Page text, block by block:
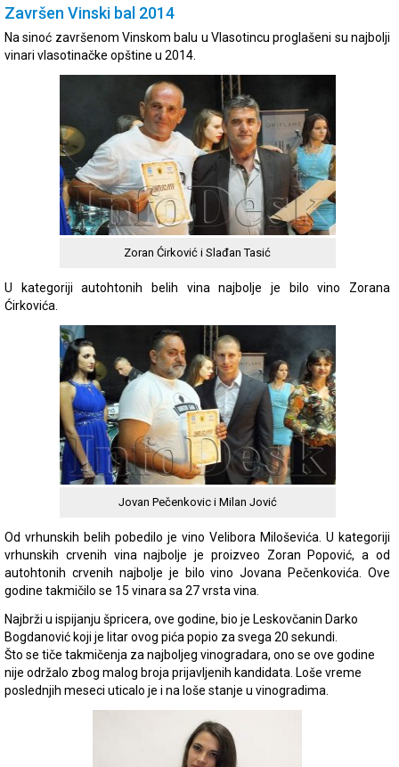
Završen Vinski bal 2014
Na sinoć završenom Vinskom balu u Vlasotincu proglašeni su najbolji
vinari vlasotinačke opštine u 2014.
Zoran Ćirković i Slađan Tasić
U kategoriji autohtonih belih vina najbolje je bilo vino Zorana
Ćirkovića.
Jovan Pečenkovic i Milan Jović
Od vrhunskih belih pobedilo je vino Velibora Miloševića. U kategoriji
vrhunskih crvenih vina najbolje je proizveo Zoran Popović, a od
autohtonih crvenih najbolje je bilo vino Jovana Pečenkovića. Ove
godine takmičilo se 15 vinara sa 27 vrsta vina.
Najbrži u ispijanju špricera, ove godine, bio je Leskovčanin Darko
Bogdanović koji je litar ovog pića popio za svega 20 sekundi.
Što se tiče takmičenja za najboljeg vinogradara, ono se ove godine
nije održalo zbog malog broja prijavljenih kandidata. Loše vreme
poslednjih meseci uticalo je i na loše stanje u vinogradima.